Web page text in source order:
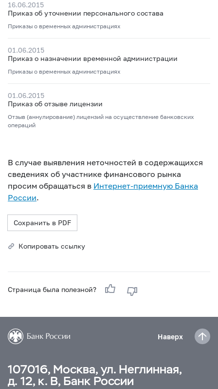
16.06.2015
Приказ об уточнении персонального состава
Приказы о временных администрациях
01.06.2015
Приказ о назначении временной администрации
Приказы о временных администрациях
01.06.2015
Приказ об отзыве лицензии
Отзыв (аннулирование) лицензий на осуществление банковских
операций
В случае выявления неточностей в содержащихся
сведениях об участнике финансового рынка
просим обращаться в Интернет-приемную Банка
России.
Сохранить в PDF
Копировать ссылку
Страница была полезной?
Наверх
107016, Москва, ул. Неглинная,
д. 12, к. В, Банк России